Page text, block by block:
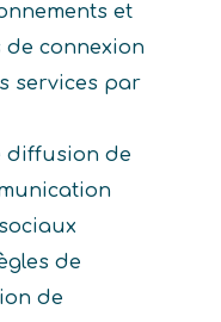
et
connexion
services par
diffusion de
de
de